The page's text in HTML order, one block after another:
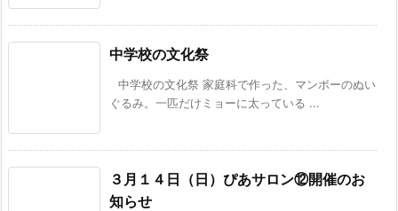
中学校の文化祭
中学校の文化祭 家庭科で作った、マンボーのぬい
ぐるみ。一匹だけミョーに太っている ...
３月１４日（日）ぴあサロン⑫開催のお
知らせ